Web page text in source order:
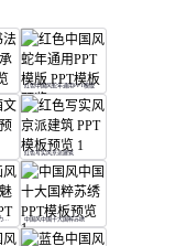
红色中国风蛇年通用PPT模版
红色写实风京派建筑
绿色插画风相声艺术的魅力与传承 中国风中国十大国粹苏绣